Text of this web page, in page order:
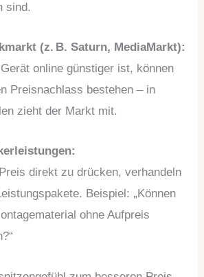
sind.
(z. B. Saturn, MediaMarkt):
online günstiger ist, können
Preisnachlass bestehen – in
zieht der Markt mit.
direkt zu drücken, verhandeln
Beispiel: „Können
ohne Aufpreis